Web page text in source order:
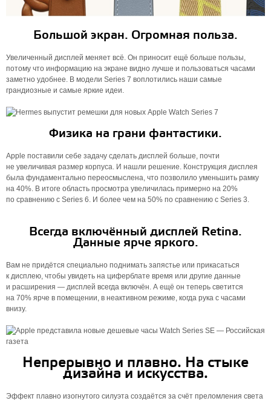
Большой экран. Огромная польза.
Увеличенный дисплей меняет всё. Он приносит ещё боль­ше пользы,
потому что информацию на экране видно лучше и пользо­ваться часами
заметно удобнее. В модели Series 7 воплотились наши самые
грандиозные и самые яркие идеи.
Физика на грани фантастики.
Apple поставили себе задачу сделать дисплей больше, почти
не увеличивая размер корпуса. И нашли решение. Конструкция дисплея
была фундаментально переосмыслена, что позволило уменьшить рамку
на 40%. В итоге область просмотра увеличилась примерно на 20%
по сравнению с Series 6. И более чем на 50% по сравнению с Series 3.
Всегда включённый дисплей Retina.
Данные ярче яркого.
Вам не придётся специально поднимать запястье или прикасаться
к дисплею, чтобы увидеть на циферблате время или другие данные
и расширения — дисплей всегда включён. А ещё он теперь светится
на 70% ярче в помещении, в неактивном режиме, когда рука с часами
внизу.
Непрерывно и плавно. На стыке
дизайна и искусства.
Эффект плавно изогнутого силуэта создаётся за счёт преломления света